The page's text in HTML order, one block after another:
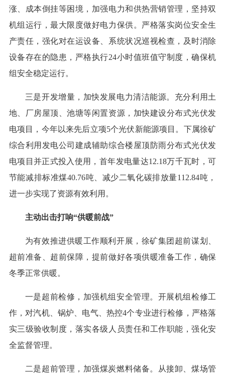
涨、成本倒挂等困境，加强电力和供热营销管理，坚持双
机组运行，最大限度做好电力保供。严格落实岗位安全生
产责任，强化对在运设备、系统状况巡视检查，及时消除
设备存在的隐患，严格执行24小时值班值守制度，确保机
组安全稳定运行。
三是开发增量，加快发展电力清洁能源。充分利用土
地、厂房屋顶、池塘等闲置资源，加快建设分布式光伏发
电项目，今年以来先后立项5个光伏新能源项目。下属徐矿
综合利用发电公司建成辅助综合楼屋顶防雨分布式光伏发
电项目并正式投入使用，首年发电量达12.18万千瓦时，可
节能减排标准煤40.76吨、减少二氧化碳排放量112.84吨，
进一步实现了资源有效利用。
主动出击打响“供暖前战”
为有效推进供暖工作顺利开展，徐矿集团超前谋划、
超前准备、超前保障，提前做好各项供暖准备工作，确保
冬季正常供暖。
一是超前检修，加强机组安全管理。开展机组检修工
作，对汽机、锅炉、电气、热控4个专业进行检修，严格落
实三级验收制度，落实各级人员责任和工作职能，强化安
全监督管理。
二是超前管理，加强煤炭燃料储备。从接卸、煤场管